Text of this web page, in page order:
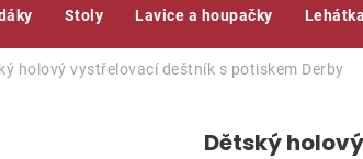
Stoly Lavice a houpačky Lehátka
holový vystřelovací deštník s potiskem Derby
Dětský